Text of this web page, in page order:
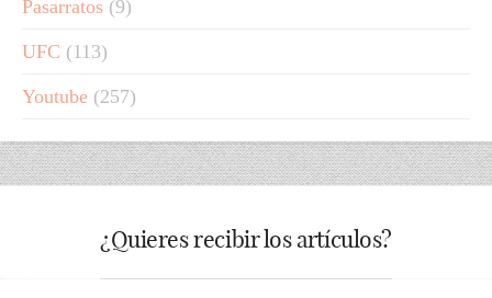
Pasarratos (9)
UFC (113)
Youtube (257)
¿Quieres recibir los artículos?